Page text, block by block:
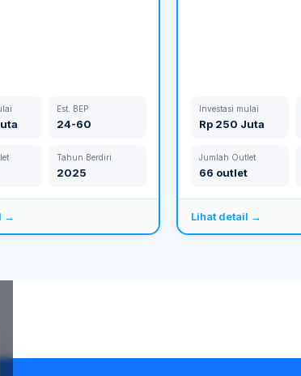
Est. BEP
24-60
Tahun Berdiri
2025
→
Investasi mulai
Rp 250 Juta
Jumlah Outlet
66 outlet
Lihat detail →